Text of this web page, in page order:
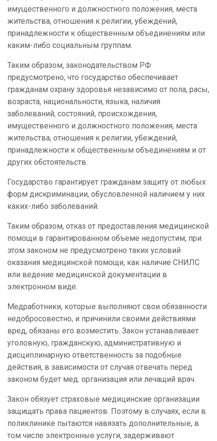
имущественного и должностного положения, места
жительства, отношения к религии, убеждений,
принадлежности к общественным объединениям или
каким-либо социальным группам.
Таким образом, законодательством РФ
предусмотрено, что государство обеспечивает
гражданам охрану здоровья независимо от пола, расы,
возраста, национальности, языка, наличия
заболеваний, состояний, происхождения,
имущественного и должностного положения, места
жительства, отношения к религии, убеждений,
принадлежности к общественным объединениям и от
других обстоятельств.
Государство гарантирует гражданам защиту от любых
форм дискриминации, обусловленной наличием у них
каких-либо заболеваний.
Таким образом, отказ от предоставления медицинской
помощи в гарантированном объеме недопустим, при
этом законом не предусмотрено таких условий
оказания медицинской помощи, как наличие СНИЛС
или ведение медицинской документации в
электронном виде.
Медработники, которые выполняют свои обязанности
недобросовестно, и причинили своими действиями
вред, обязаны его возместить. Закон устанавливает
уголовную, гражданскую, административную и
дисциплинарную ответственность за подобные
действия, в зависимости от случая отвечать перед
законом будет мед. организация или лечащий врач.
Закон обязует страховые медицинские организации
защищать права пациентов. Поэтому в случаях, если в
поликлинике пытаются навязать дополнительные, в
том числе электронные услуги, задерживают